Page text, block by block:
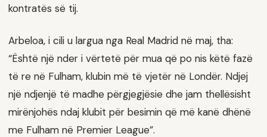
kontratës së tij.
Arbeloa, i cili u largua nga Real Madrid në maj, tha:
“Është një nder i vërtetë për mua që po nis këtë fazë
të re në Fulham, klubin më të vjetër në Londër. Ndjej
një ndjenjë të madhe përgjegjësie dhe jam thellësisht
mirënjohës ndaj klubit për besimin që më kanë dhënë
me Fulham në Premier League”.